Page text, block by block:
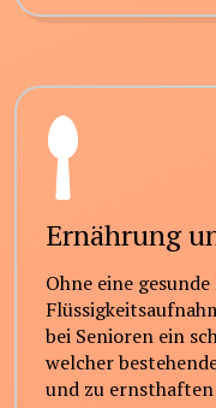
Ernährung
Ohne eine
bei Senioren ein
welcher
und zu